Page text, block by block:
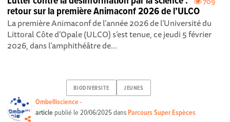
retour sur la première Animaconf 2026 de l’ULCO
La première Animaconf de l’année 2026 de l’Université du
Littoral Côte d’Opale (ULCO) s’est tenue, ce jeudi 5 février
2026, dans l’amphithéâtre de...
BIODIVERSITE JEUNES
Ombelliscience -
article publié le20/06/2025dans Parcours Super Espèces